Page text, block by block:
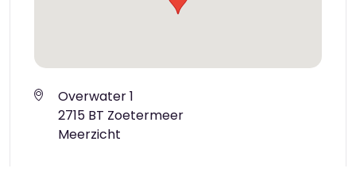
Overwater 1
2715 BT Zoetermeer
Meerzicht